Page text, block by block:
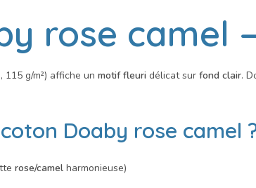
rose camel
115 g/m²) affiche un motif fleuri délicat sur fond clair.
coton Doaby rose camel
rose/camel harmonieuse)